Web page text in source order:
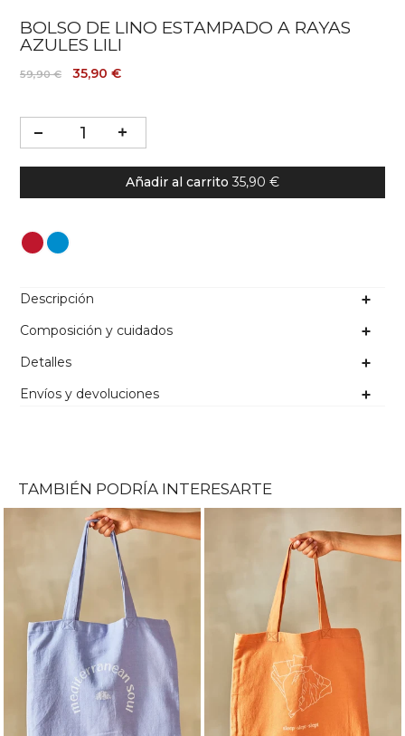
BOLSO DE LINO ESTAMPADO A RAYAS
AZULES LILI
59,90 € 35,90 €
Color
Añadir al carrito 35,90 €
Descripción
Composición y cuidados
Detalles
Envíos y devoluciones
TAMBIÉN PODRÍA INTERESARTE